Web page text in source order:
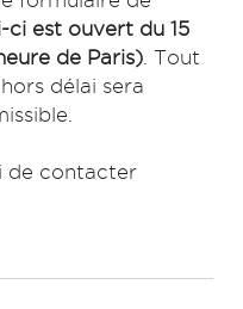
ci est ouvert du 15
de Paris) . Tout
délai sera
de contacter